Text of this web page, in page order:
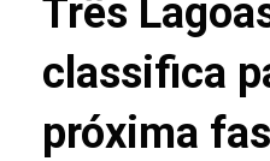
Três
classifica
próxima